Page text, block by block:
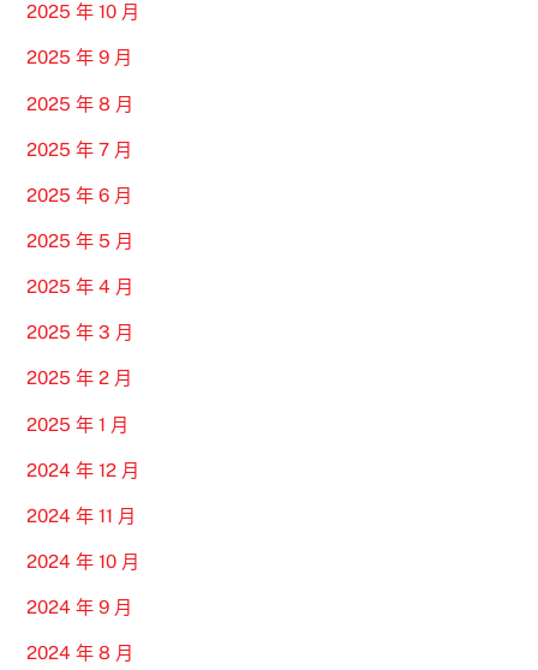
2025 年 10 月
2025 年 9 月
2025 年 8 月
2025 年 7 月
2025 年 6 月
2025 年 5 月
2025 年 4 月
2025 年 3 月
2025 年 2 月
2025 年 1 月
2024 年 12 月
2024 年 11 月
2024 年 10 月
2024 年 9 月
2024 年 8 月